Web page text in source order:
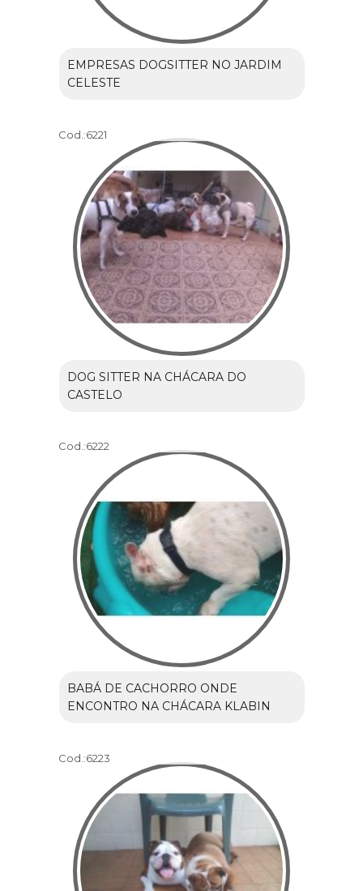
EMPRESAS DOGSITTER NO JARDIM
CELESTE
Cod.:6221
DOG SITTER NA CHÁCARA DO
CASTELO
Cod.:6222
BABÁ DE CACHORRO ONDE
ENCONTRO NA CHÁCARA KLABIN
Cod.:6223